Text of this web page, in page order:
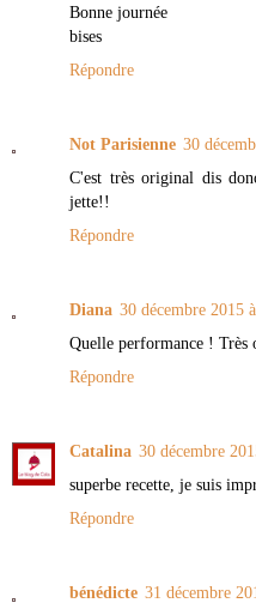
Bonne journée
bises
Répondre
Not Parisienne 30
C'est très original dis
jette!!
Répondre
Diana 30 décembre 2015
Quelle performance ! Très
Répondre
Catalina 30 décembre
superbe recette, je suis
Répondre
bénédicte 31 décembre